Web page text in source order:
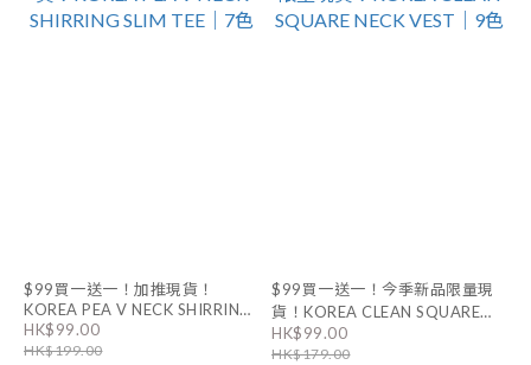
$99買一送一！加推現貨！
KOREA PEA V NECK SHIRRING
SLIM TEE｜7色
HK$99.00
HK$199.00
$99買一送一！今季新品限量現
貨！KOREA CLEAN SQUARE
NECK VEST｜9色
HK$99.00
HK$179.00